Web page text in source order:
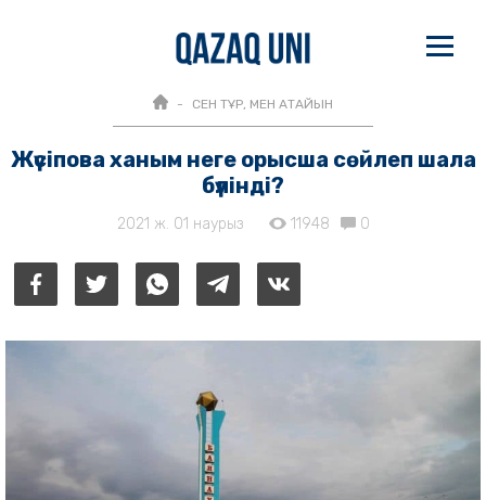
СЕН ТҰР, МЕН АТАЙЫН
Жүсіпова ханым неге орысша сөйлеп шала
бүлінді?
2021 ж. 01 наурыз 11948 0